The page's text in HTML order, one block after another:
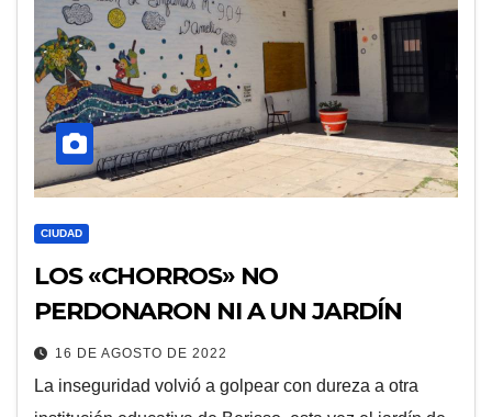
CIUDAD
LOS «CHORROS» NO
PERDONARON NI A UN JARDÍN
16 DE AGOSTO DE 2022
La inseguridad volvió a golpear con dureza a otra